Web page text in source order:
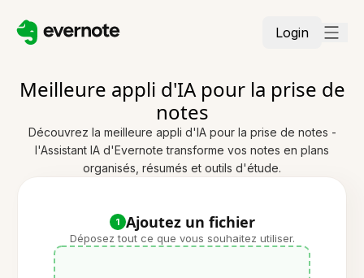
Login
Meilleure appli d'IA pour la prise de
notes
Découvrez la meilleure appli d'IA pour la prise de notes -
l'Assistant IA d'Evernote transforme vos notes en plans
organisés, résumés et outils d'étude.
1 Ajoutez un fichier
Déposez tout ce que vous souhaitez utiliser.